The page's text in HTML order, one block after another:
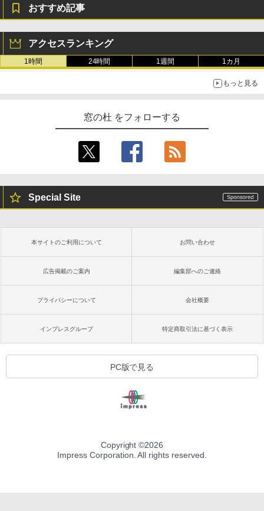
おすすめ記事
アクセスランキング
1時間 24時間 1週間 1カ月
もっと見る
窓の杜 をフォローする
Special Site
本サイトのご利用について お問い合わせ
広告掲載のご案内 編集部へのご連絡
プライバシーについて 会社概要
インプレスグループ 特定商取引法に基づく表示
PC版で見る
Copyright ©2026
Impress Corporation. All rights reserved.